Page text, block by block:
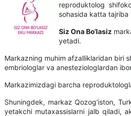
reproduktolog
sohasida katta tajriba
Siz Ona Bo‘lasiz
yetadi.
Markazning muhim afzalliklaridan biri
embriologlar va anesteziologlardan
Markazimizdagi barcha
Shuningdek, markaz Qozog‘iston,
yetakchi mutaxassislarni jalb qiladi,